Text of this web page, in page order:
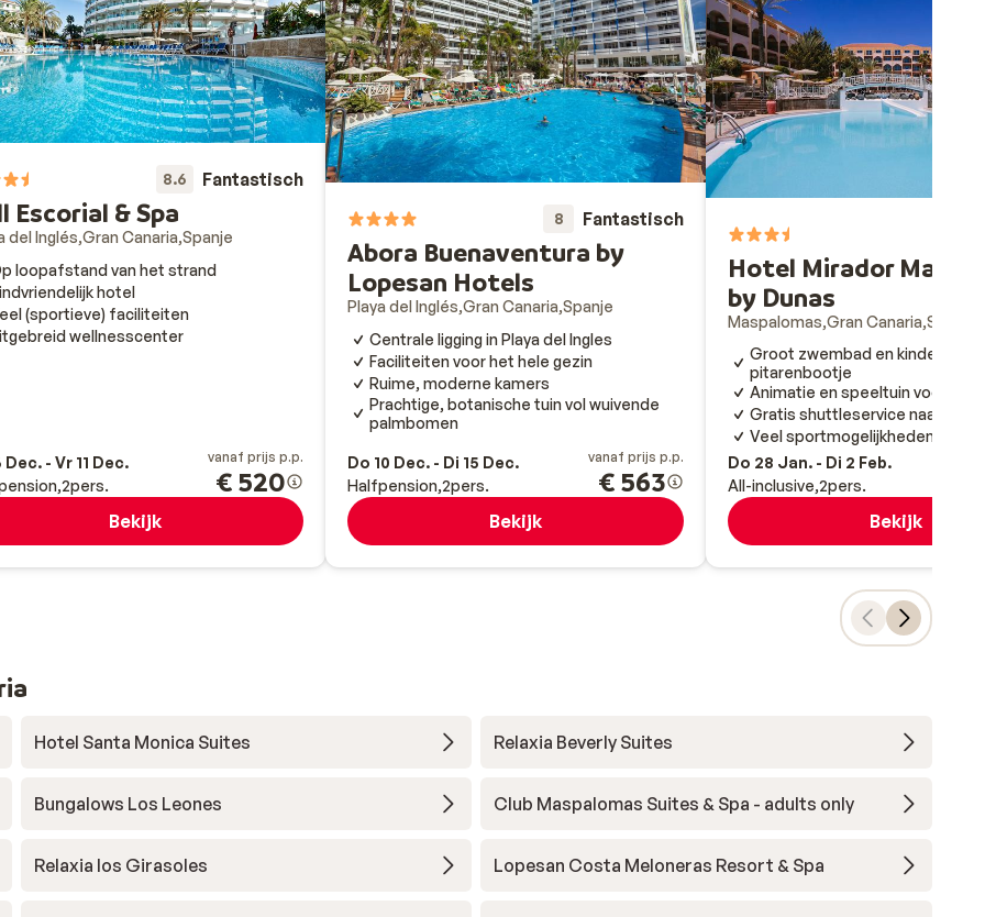
8.6 Fantastisch
Escorial & Spa
del Inglés Gran Canaria Spanje
loopafstand van het strand
hotel
(sportieve) faciliteiten
wellnesscenter
Dec. - Vr 11 Dec.
2pers.
vanaf prijs p.p.
€ 520
Bekijk
8 Fantastisch
Abora Buenaventura by
Lopesan Hotels
Playa del Inglés Gran Canaria Spanje
Centrale ligging in Playa del Ingles
Faciliteiten voor het hele gezin
Ruime, moderne kamers
Prachtige, botanische tuin vol wuivende
palmbomen
Do 10 Dec. - Di 15 Dec.
Halfpension 2pers.
vanaf prijs p.p.
€ 563
Bekijk
Hotel Mirador
by Dunas
Maspalomas Gran Canaria Spanje
Groot zwembad en kinderbad
pitarenbootje
Animatie en speeltuin voor
Gratis shuttleservice naar het
Veel sportmogelijkheden
Do 28 Jan. - Di 2 Feb.
All-inclusive 2pers.
Bekijk
Hotel Santa Monica Suites Relaxia Beverly Suites
Bungalows Los Leones Club Maspalomas Suites & Spa - adults only
Relaxia los Girasoles Lopesan Costa Meloneras Resort & Spa